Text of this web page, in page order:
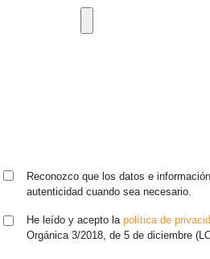
Reconozco que los datos e
autenticidad cuando sea necesario.
He leído y acepto la política de
Orgánica 3/2018, de 5 de diciembre